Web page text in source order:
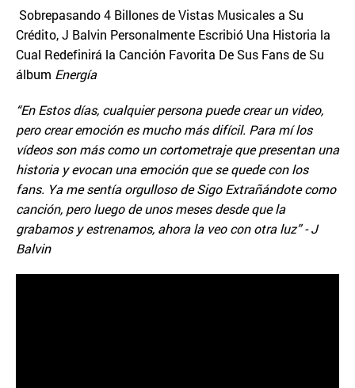
Sobrepasando 4 Billones de Vistas Musicales a Su
Crédito, J Balvin Personalmente Escribió Una Historia la
Cual Redefinirá la Canción Favorita De Sus Fans de Su
álbum Energía
“En Estos días, cualquier persona puede crear un video,
pero crear emoción es mucho más difícil. Para mí los
vídeos son más como un cortometraje que presentan una
historia y evocan una emoción que se quede con los
fans. Ya me sentía orgulloso de Sigo Extrañándote como
canción, pero luego de unos meses desde que la
grabamos y estrenamos, ahora la veo con otra luz” - J
Balvin